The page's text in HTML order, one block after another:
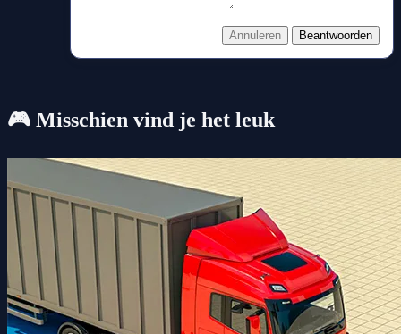
Annuleren Beantwoorden
🎮 Misschien vind je het leuk